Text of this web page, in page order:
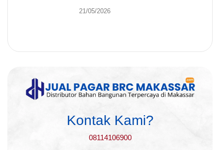
21/05/2026
Kontak Kami?
08114106900